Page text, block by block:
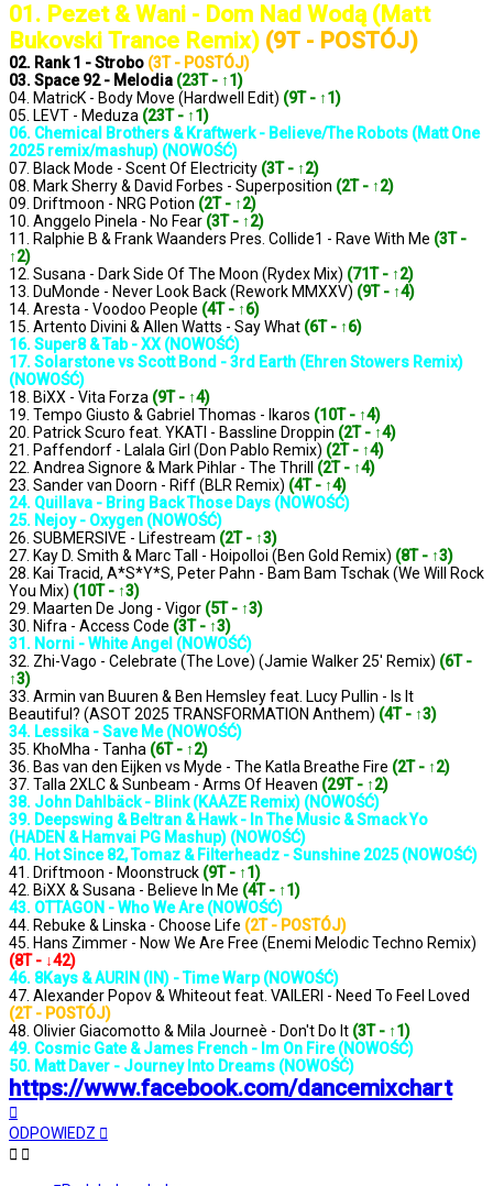
01. Pezet & Wani - Dom Nad Wodą (Matt
Bukovski Trance Remix) (9T - POSTÓJ)
02. Rank 1 - Strobo (3T - POSTÓJ)
03. Space 92 - Melodia (23T - ↑1)
04. MatricK - Body Move (Hardwell Edit) (9T - ↑1)
05. LEVT - Meduza (23T - ↑1)
06. Chemical Brothers & Kraftwerk - Believe/The Robots (Matt One
2025 remix/mashup) (NOWOŚĆ)
07. Black Mode - Scent Of Electricity (3T - ↑2)
08. Mark Sherry & David Forbes - Superposition (2T - ↑2)
09. Driftmoon - NRG Potion (2T - ↑2)
10. Anggelo Pinela - No Fear (3T - ↑2)
11. Ralphie B & Frank Waanders Pres. Collide1 - Rave With Me (3T -
↑2)
12. Susana - Dark Side Of The Moon (Rydex Mix) (71T - ↑2)
13. DuMonde - Never Look Back (Rework MMXXV) (9T - ↑4)
14. Aresta - Voodoo People (4T - ↑6)
15. Artento Divini & Allen Watts - Say What (6T - ↑6)
16. Super8 & Tab - XX (NOWOŚĆ)
17. Solarstone vs Scott Bond - 3rd Earth (Ehren Stowers Remix)
(NOWOŚĆ)
18. BiXX - Vita Forza (9T - ↑4)
19. Tempo Giusto & Gabriel Thomas - Ikaros (10T - ↑4)
20. Patrick Scuro feat. YKATI - Bassline Droppin (2T - ↑4)
21. Paffendorf - Lalala Girl (Don Pablo Remix) (2T - ↑4)
22. Andrea Signore & Mark Pihlar - The Thrill (2T - ↑4)
23. Sander van Doorn - Riff (BLR Remix) (4T - ↑4)
24. Quillava - Bring Back Those Days (NOWOŚĆ)
25. Nejoy - Oxygen (NOWOŚĆ)
26. SUBMERSIVE - Lifestream (2T - ↑3)
27. Kay D. Smith & Marc Tall - Hoipolloi (Ben Gold Remix) (8T - ↑3)
28. Kai Tracid, A*S*Y*S, Peter Pahn - Bam Bam Tschak (We Will Rock
You Mix) (10T - ↑3)
29. Maarten De Jong - Vigor (5T - ↑3)
30. Nifra - Access Code (3T - ↑3)
31. Norni - White Angel (NOWOŚĆ)
32. Zhi-Vago - Celebrate (The Love) (Jamie Walker 25' Remix) (6T -
↑3)
33. Armin van Buuren & Ben Hemsley feat. Lucy Pullin - Is It
Beautiful? (ASOT 2025 TRANSFORMATION Anthem) (4T - ↑3)
34. Lessika - Save Me (NOWOŚĆ)
35. KhoMha - Tanha (6T - ↑2)
36. Bas van den Eijken vs Myde - The Katla Breathe Fire (2T - ↑2)
37. Talla 2XLC & Sunbeam - Arms Of Heaven (29T - ↑2)
38. John Dahlbäck - Blink (KAAZE Remix) (NOWOŚĆ)
39. Deepswing & Beltran & Hawk - In The Music & Smack Yo
(HADEN & Hamvai PG Mashup) (NOWOŚĆ)
40. Hot Since 82, Tomaz & Filterheadz - Sunshine 2025 (NOWOŚĆ)
41. Driftmoon - Moonstruck (9T - ↑1)
42. BiXX & Susana - Believe In Me (4T - ↑1)
43. OTTAGON - Who We Are (NOWOŚĆ)
44. Rebuke & Linska - Choose Life (2T - POSTÓJ)
45. Hans Zimmer - Now We Are Free (Enemi Melodic Techno Remix)
(8T - ↓42)
46. 8Kays & AURIN (IN) - Time Warp (NOWOŚĆ)
47. Alexander Popov & Whiteout feat. VAILERI - Need To Feel Loved
(2T - POSTÓJ)
48. Olivier Giacomotto & Mila Journeè - Don't Do It (3T - ↑1)
49. Cosmic Gate & James French - Im On Fire (NOWOŚĆ)
50. Matt Daver - Journey Into Dreams (NOWOŚĆ)
https://www.facebook.com/dancemixchart
górę
ODPOWIEDZ